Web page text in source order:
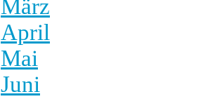
März
April
Mai
Juni